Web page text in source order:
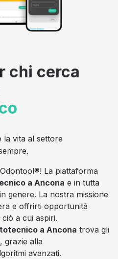
chi cerca
la vita al settore
La piattaforma
a Ancona e in tutta
genere. La nostra missione
e offrirti opportunità
a cui aspiri.
a Ancona trova gli
grazie alla
avanzati.